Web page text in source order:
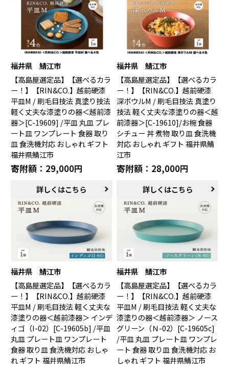
福井県 鯖江市
【高島屋選定品】【選べるカラ
ー！】【RIN&CO.】越前硬漆
平皿M / 刷毛目技法 真塗り技法
軽く丈夫な漆塗りの器＜越前漆
器＞[C-19609] /平皿 丸皿 プレ
ート皿 ワンプレート 食器 取り
皿 食洗機対応 おしゃれ ギフト
福井県鯖江市
寄附額：29,000円
詳しくはこちら
福井県 鯖江市
【高島屋選定品】【選べるカラ
ー！】【RIN&CO.】越前硬漆
深ボウルM / 刷毛目技法 真塗り
技法 軽く丈夫な漆塗りの器＜越
前漆器＞[C-19610]/お椀 食器
シチュー 丼 煮物 取り皿 食洗機
対応 おしゃれ ギフト 福井県鯖
江市
寄附額：28,000円
詳しくはこちら
福井県 鯖江市
【高島屋選定品】【選べるカラ
ー！】【RIN&CO.】越前硬漆
平皿M / 刷毛目技法 軽く丈夫な
漆塗りの器＜越前漆器＞ インデ
ィゴ（I-02）[C-19605b] /平皿
丸皿 プレート皿 ワンプレート
食器 取り皿 食洗機対応 おしゃ
れ ギフト 福井県鯖江市
福井県 鯖江市
【高島屋選定品】【選べるカラ
ー！】【RIN&CO.】越前硬漆
平皿M / 刷毛目技法 軽く丈夫な
漆塗りの器＜越前漆器＞ ノース
グリーン（Ｎ-02）[C-19605c]
/平皿 丸皿 プレート皿 ワンプレ
ート 食器 取り皿 食洗機対応 お
しゃれ ギフト 福井県鯖江市